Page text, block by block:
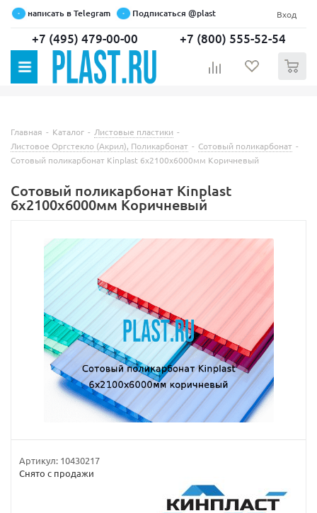
написать в Telegram Подписаться @plast Вход
+7 (495) 479-00-00 +7 (800) 555-52-54
Главная - Каталог - Листовые пластики -
Листовое Оргстекло (Акрил), Поликарбонат - Сотовый поликарбонат -
Сотовый поликарбонат Kinplast 6х2100х6000мм Коричневый
Сотовый поликарбонат Kinplast
6х2100х6000мм Коричневый
Артикул: 10430217
Снято с продажи